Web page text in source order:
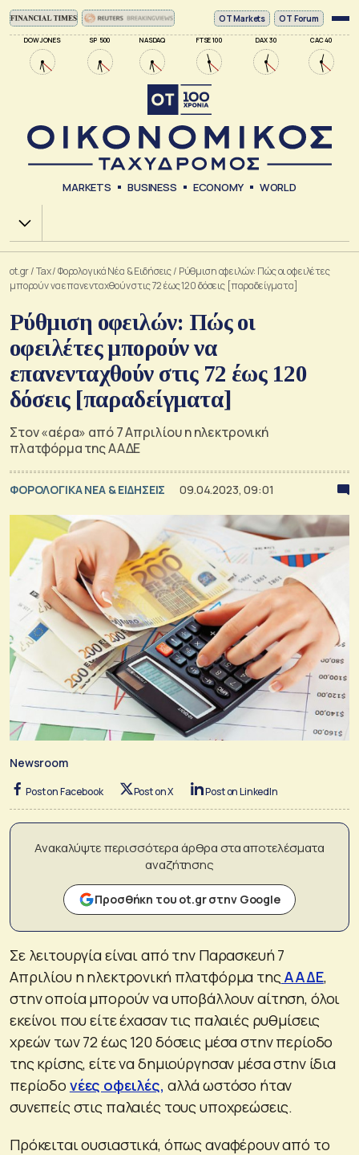
DOW JONES SP 500 NASDAQ FTSE 100 DAX 30 CAC 40
ΟΤ Markets OT Forum
MARKETS BUSINESS ECONOMY WORLD
Χ.Α.
ot.gr/Tax/Φορολογικά Νέα & Eιδήσεις/ Ρύθμιση οφειλών: Πώς οι οφειλέτες
μπορούν να επανενταχθούν στις 72 έως 120 δόσεις [παραδείγματα]
Ρύθμιση οφειλών: Πώς οι
οφειλέτες μπορούν να
επανενταχθούν στις 72 έως 120
δόσεις [παραδείγματα]
Στον «αέρα» από 7 Απριλίου η ηλεκτρονική
πλατφόρμα της ΑΑΔΕ
ΦΟΡΟΛΟΓΙΚΑ ΝΕΑ & EΙΔΗΣΕΙΣ 09.04.2023, 09:01
Newsroom
Post on Facebook Post on X Post on LinkedIn
Ανακαλύψτε περισσότερα άρθρα στα αποτελέσματα
αναζήτησης
Προσθήκη του ot.gr στην Google
Σε λειτουργία είναι από την Παρασκευή 7
Απριλίου η ηλεκτρονική πλατφόρμα τηςΑΑΔΕ,
στην οποία μπορούν να υποβάλλουν αίτηση, όλοι
εκείνοι που είτε έχασαν τις παλαιές ρυθμίσεις
χρεών των 72 έως 120 δόσεις μέσα στην περίοδο
της κρίσης, είτε να δημιούργησαν μέσα στην ίδια
περίοδο νέες οφειλές, αλλά ωστόσο ήταν
συνεπείς στις παλαιές τους υποχρεώσεις.
Πρόκειται ουσιαστικά, όπως αναφέρουν από το